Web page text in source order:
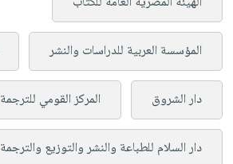
المؤسسة العربية للدراسات والنشر
دار الشروق المركز القومي للترجمة
دار السلام للطباعة والنشر والتوزيع والترجمة